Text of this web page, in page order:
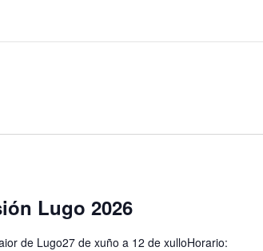
Lugo 2026
de Lugo27 de xuño a 12 de xulloHorario: